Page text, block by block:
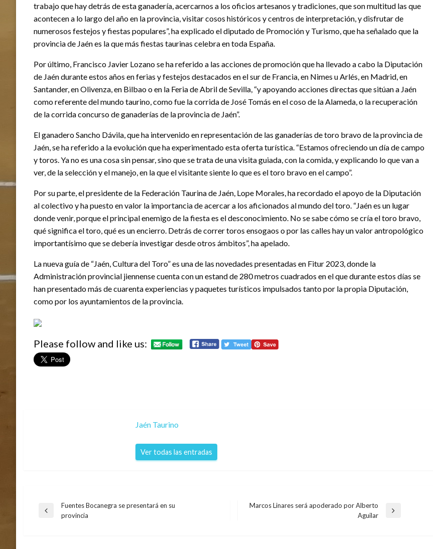
trabajo que hay detrás de esta ganadería, acercarnos a los oficios artesanos y tradiciones, que son multitud las que
acontecen a lo largo del año en la provincia, visitar cosos históricos y centros de interpretación, y disfrutar de
numerosos festejos y fiestas populares”, ha explicado el diputado de Promoción y Turismo, que ha señalado que la
provincia de Jaén es la que más fiestas taurinas celebra en toda España.
Por último, Francisco Javier Lozano se ha referido a las acciones de promoción que ha llevado a cabo la Diputación
de Jaén durante estos años en ferias y festejos destacados en el sur de Francia, en Nimes u Arlés, en Madrid, en
Santander, en Olivenza, en Bilbao o en la Feria de Abril de Sevilla, “y apoyando acciones directas que sitúan a Jaén
como referente del mundo taurino, como fue la corrida de José Tomás en el coso de la Alameda, o la recuperación
de la corrida concurso de ganaderías de la provincia de Jaén”.
El ganadero Sancho Dávila, que ha intervenido en representación de las ganaderías de toro bravo de la provincia de
Jaén, se ha referido a la evolución que ha experimentado esta oferta turística. “Estamos ofreciendo un día de campo
y toros. Ya no es una cosa sin pensar, sino que se trata de una visita guiada, con la comida, y explicando lo que van a
ver, de la selección y el manejo, en la que el visitante siente lo que es el toro bravo en el campo”.
Por su parte, el presidente de la Federación Taurina de Jaén, Lope Morales, ha recordado el apoyo de la Diputación
al colectivo y ha puesto en valor la importancia de acercar a los aficionados al mundo del toro. “Jaén es un lugar
donde venir, porque el principal enemigo de la fiesta es el desconocimiento. No se sabe cómo se cría el toro bravo,
qué significa el toro, qué es un encierro. Detrás de correr toros ensogaos o por las calles hay un valor antropológico
importantísimo que se debería investigar desde otros ámbitos”, ha apelado.
La nueva guía de “Jaén, Cultura del Toro” es una de las novedades presentadas en Fitur 2023, donde la
Administración provincial jiennense cuenta con un estand de 280 metros cuadrados en el que durante estos días se
han presentado más de cuarenta experiencias y paquetes turísticos impulsados tanto por la propia Diputación,
como por los ayuntamientos de la provincia.
Please follow and like us:
Jaén Taurino
Ver todas las entradas
Navegación
Entrada
Fuentes Bocanegra se presentará en su
provincia
Marcos Linares será apoderado por Alberto
Aguilar